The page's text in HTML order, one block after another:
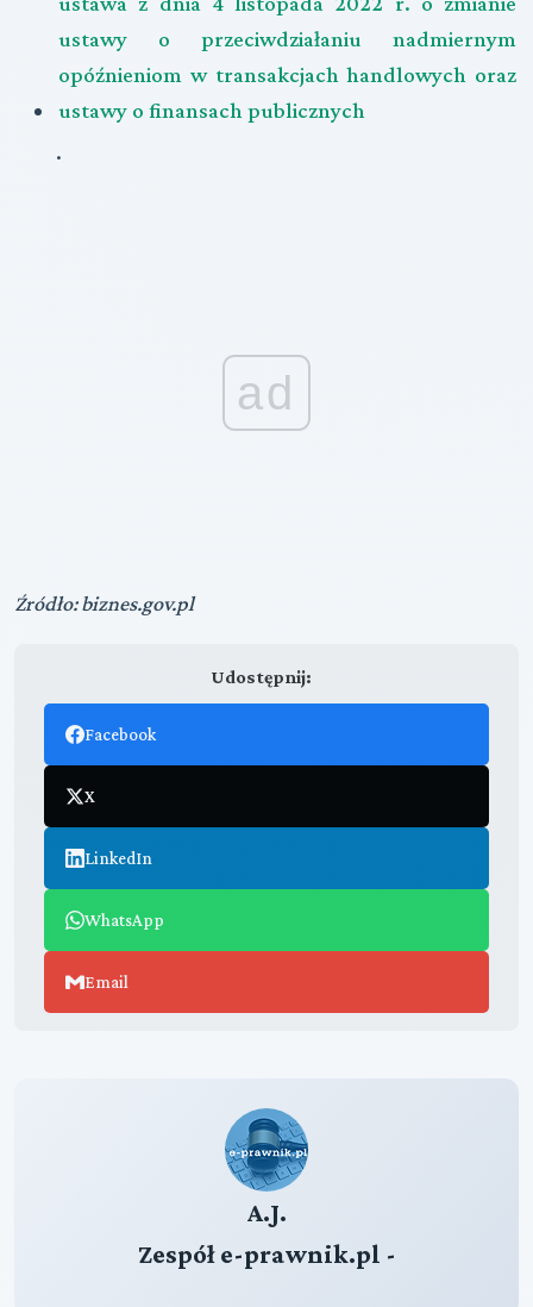
ustawy o przeciwdziałaniu nadmiernym
opóźnieniom w transakcjach handlowych oraz
ustawy o finansach publicznych
.
ad
Źródło: biznes.gov.pl
Udostępnij:
Facebook
X
LinkedIn
WhatsApp
Email
A.J.
Zespół e-prawnik.pl -